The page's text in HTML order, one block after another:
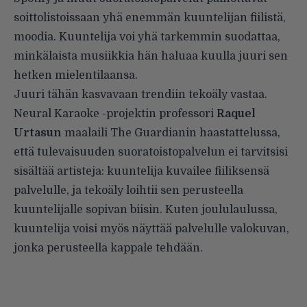
soittolistoissaan yhä enemmän kuuntelijan fiilistä,
moodia. Kuuntelija voi yhä tarkemmin suodattaa,
minkälaista musiikkia hän haluaa kuulla juuri sen
hetken mielentilaansa.
Juuri tähän kasvavaan trendiin tekoäly vastaa.
Neural Karaoke -projektin professori Raquel
Urtasun maalaili The Guardianin haastattelussa,
että tulevaisuuden suoratoistopalvelun ei tarvitsisi
sisältää artisteja: kuuntelija kuvailee fiiliksensä
palvelulle, ja tekoäly loihtii sen perusteella
kuuntelijalle sopivan biisin. Kuten joululaulussa,
kuuntelija voisi myös näyttää palvelulle valokuvan,
jonka perusteella kappale tehdään.